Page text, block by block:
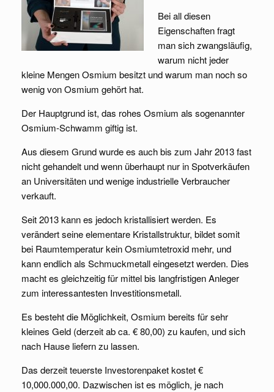
Bei all diesen
Eigenschaften fragt
man sich zwangsläufig,
warum nicht jeder
kleine Mengen Osmium besitzt und warum man noch so
wenig von Osmium gehört hat.
Der Hauptgrund ist, das rohes Osmium als sogenannter
Osmium-Schwamm giftig ist.
Aus diesem Grund wurde es auch bis zum Jahr 2013 fast
nicht gehandelt und wenn überhaupt nur in Spotverkäufen
an Universitäten und wenige industrielle Verbraucher
verkauft.
Seit 2013 kann es jedoch kristallisiert werden. Es
verändert seine elementare Kristallstruktur, bildet somit
bei Raumtemperatur kein Osmiumtetroxid mehr, und
kann endlich als Schmuckmetall eingesetzt werden. Dies
macht es gleichzeitig für mittel bis langfristigen Anleger
zum interessantesten Investitionsmetall.
Es besteht die Möglichkeit, Osmium bereits für sehr
kleines Geld (derzeit ab ca. € 80,00) zu kaufen, und sich
nach Hause liefern zu lassen.
Das derzeit teuerste Investorenpaket kostet €
10,000.000,00. Dazwischen ist es möglich, je nach